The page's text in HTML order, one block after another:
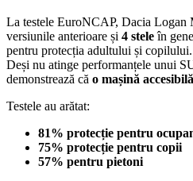
La testele EuroNCAP, Dacia Logan
versiunile anterioare și 4 steleîn
pentru protecția adultului și copilului.
Deși nu atinge performanțele unui
demonstrează că o mașină
Testele au arătat:
81% protecție pentru
75% protecție pentru copii
57% pentru pietoni